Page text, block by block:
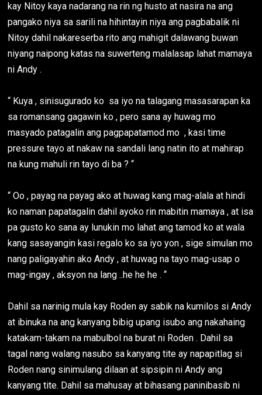
kay Nitoy kaya nadarang na rin ng husto at nasira na ang
pangako niya sa sarili na hihintayin niya ang pagbabalik ni
Nitoy dahil nakareserba rito ang mahigit dalawang buwan
niyang naipong katas na suwerteng malalasap lahat mamaya
ni Andy .
“ Kuya , sinisugurado ko sa iyo na talagang masasarapan ka
sa romansang gagawin ko , pero sana ay huwag mo
masyado patagalin ang pagpapatamod mo , kasi time
pressure tayo at nakaw na sandali lang natin ito at mahirap
na kung mahuli rin tayo di ba ? “
“ Oo , payag na payag ako at huwag kang mag-alala at hindi
ko naman papatagalin dahil ayoko rin mabitin mamaya , at isa
pa gusto ko sana ay lunukin mo lahat ang tamod ko at wala
kang sasayangin kasi regalo ko sa iyo yon , sige simulan mo
nang paligayahin ako Andy , at huwag na tayo mag-usap o
mag-ingay , aksyon na lang ..he he he . “
Dahil sa narinig mula kay Roden ay sabik na kumilos si Andy
at ibinuka na ang kanyang bibig upang isubo ang nakahaing
katakam-takam na mabulbol na burat ni Roden . Dahil sa
tagal nang walang nasubo sa kanyang tite ay napapitlag si
Roden nang sinimulang dilaan at sipsipin ni Andy ang
kanyang tite. Dahil sa mahusay at bihasang paninibasib ni